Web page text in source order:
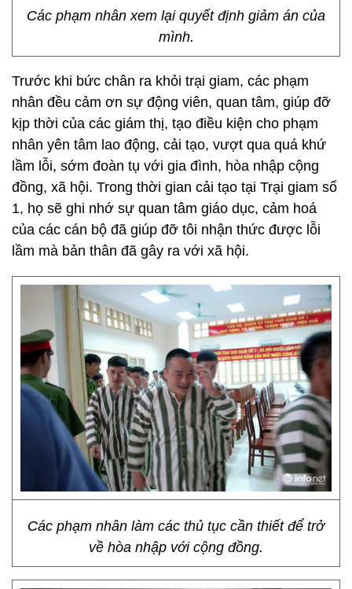
Các phạm nhân xem lại quyết định giảm án của
mình.
Trước khi bức chân ra khỏi trại giam, các phạm
nhân đều cảm ơn sự động viên, quan tâm, giúp đỡ
kịp thời của các giám thị, tạo điều kiện cho phạm
nhân yên tâm lao động, cải tạo, vượt qua quá khứ
lầm lỗi, sớm đoàn tụ với gia đình, hòa nhập cộng
đồng, xã hội. Trong thời gian cải tạo tại Trại giam số
1, họ sẽ ghi nhớ sự quan tâm giáo dục, cảm hoá
của các cán bộ đã giúp đỡ tôi nhận thức được lỗi
lầm mà bản thân đã gây ra với xã hội.
Các phạm nhân làm các thủ tục cần thiết để trở
về hòa nhập với cộng đồng.